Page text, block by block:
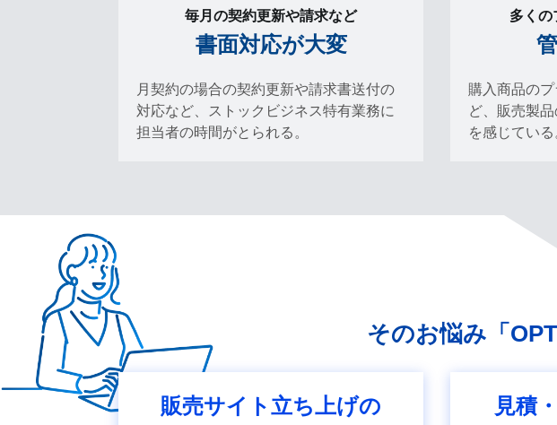
毎月の契約更新や請求など
書面対応が大変
月契約の場合の契約更新や請求書送付の
対応など、ストックビジネス特有業務に
担当者の時間がとられる。
多くの
購入商品の
ど、販売製
を感じている
そのお悩み 「
販売サイト立ち上げの
見積